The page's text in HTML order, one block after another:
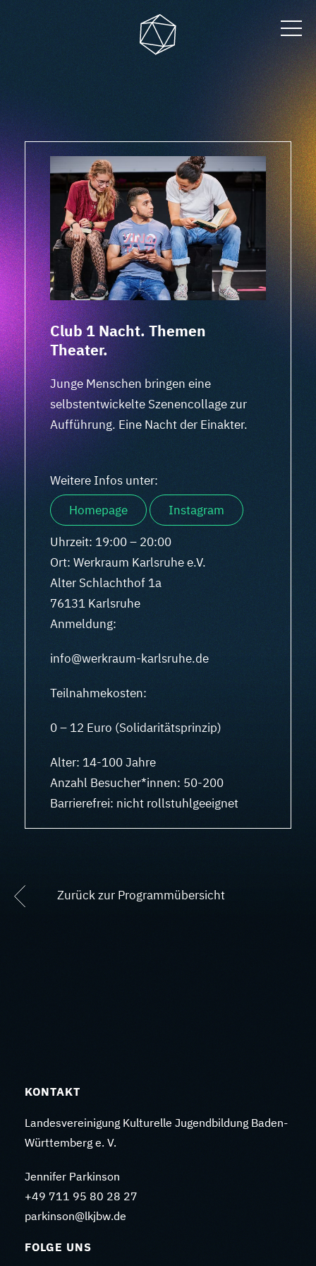
Club 1 Nacht. Themen
Theater.
Junge Menschen bringen eine
selbstentwickelte Szenencollage zur
Aufführung. Eine Nacht der Einakter.
Weitere Infos unter:
Homepage
Instagram
Uhrzeit: 19:00 – 20:00
Ort: Werkraum Karlsruhe e.V.
Alter Schlachthof 1a
76131 Karlsruhe
Anmeldung:
info@werkraum-karlsruhe.de
Teilnahmekosten:
0 – 12 Euro (Solidaritätsprinzip)
Alter: 14-100 Jahre
Anzahl Besucher*innen: 50-200
Barrierefrei: nicht rollstuhlgeeignet
Zurück zur Programmübersicht
KONTAKT
Landesvereinigung Kulturelle Jugendbildung Baden-
Württemberg e. V.
Jennifer Parkinson
+49 711 95 80 28 27
parkinson@lkjbw.de
FOLGE UNS